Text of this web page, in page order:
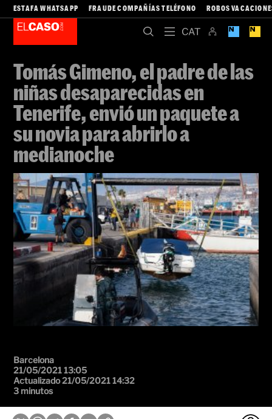
ESTAFA WHATSAPP FRAUDE COMPAÑÍAS TELÉFONO ROBOS
Tomás Gimeno, el padre de las
niñas desaparecidas en
Tenerife, envió un paquete a
su novia para abrirlo a
medianoche
Barcelona
21/05/2021 13:05
Actualizado 21/05/2021 14:32
3 minutos